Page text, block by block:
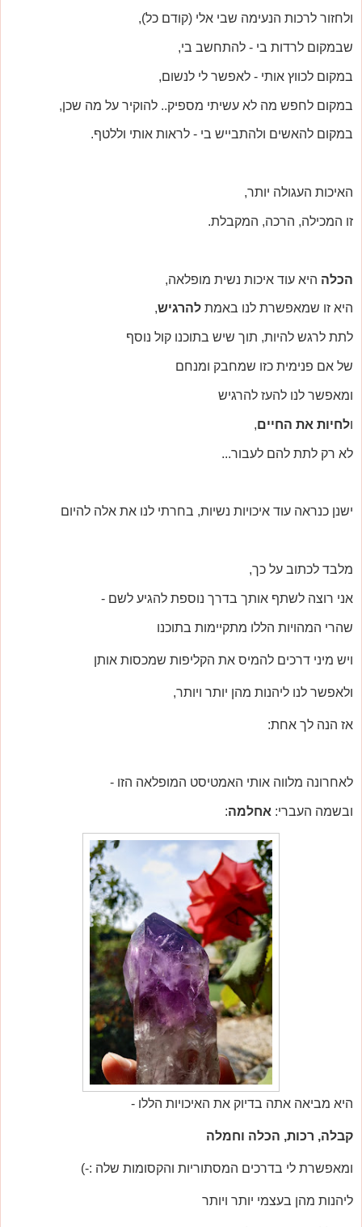
ולחזור לרכות הנעימה שבי אלי (קודם כל),
שבמקום לרדות בי - להתחשב בי,
במקום לכווץ אותי - לאפשר לי לנשום,
במקום לחפש מה לא עשיתי מספיק.. להוקיר על מה שכן,
במקום להאשים ולהתבייש בי - לראות אותי וללטף.
האיכות העגולה יותר,
זו המכילה, הרכה, המקבלת.
הכלה היא עוד איכות נשית מופלאה,
היא זו שמאפשרת לנו באמת להרגיש,
לתת לרגש להיות, תוך שיש בתוכנו קול נוסף
של אם פנימית כזו שמחבק ומנחם
ומאפשר לנו להעז להרגיש
ולחיות את החיים,
לא רק לתת להם לעבור...
ישנן כנראה עוד איכויות נשיות, בחרתי לנו את אלה להיום
מלבד לכתוב על כך,
אני רוצה לשתף אותך בדרך נוספת להגיע לשם -
שהרי המהויות הללו מתקיימות בתוכנו
ויש מיני דרכים להמיס את הקליפות שמכסות אותן
ולאפשר לנו ליהנות מהן יותר ויותר,
אז הנה לך אחת:
לאחרונה מלווה אותי האמטיסט המופלאה הזו -
ובשמה העברי: אחלמה:
היא מביאה אתה בדיוק את האיכויות הללו -
קבלה, רכות, הכלה וחמלה
ומאפשרת לי בדרכים המסתוריות והקסומות שלה :-)
ליהנות מהן בעצמי יותר ויותר